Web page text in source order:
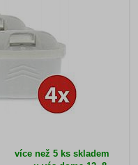
více než 5 ks skladem